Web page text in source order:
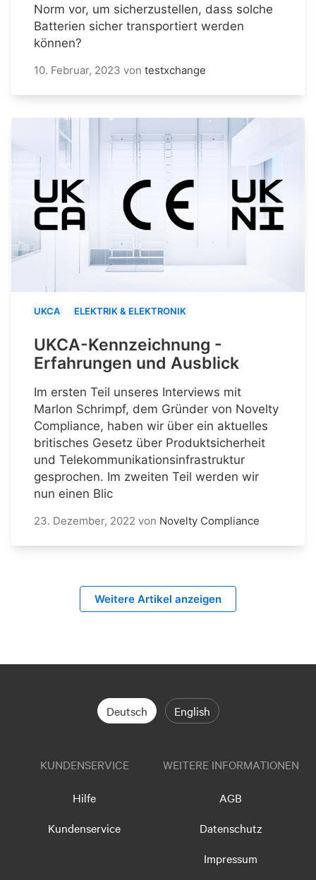
Norm vor, um sicherzustellen, dass solche
Batterien sicher transportiert werden
können?
10. Februar, 2023 von testxchange
UKCA ELEKTRIK & ELEKTRONIK
UKCA-Kennzeichnung -
Erfahrungen und Ausblick
Im ersten Teil unseres Interviews mit
Marlon Schrimpf, dem Gründer von Novelty
Compliance, haben wir über ein aktuelles
britisches Gesetz über Produktsicherheit
und Telekommunikationsinfrastruktur
gesprochen. Im zweiten Teil werden wir
nun einen Blic
23. Dezember, 2022 von Novelty Compliance
Weitere Artikel anzeigen
Deutsch English
KUNDENSERVICE
Hilfe
Kundenservice
WEITERE INFORMATIONEN
AGB
Datenschutz
Impressum